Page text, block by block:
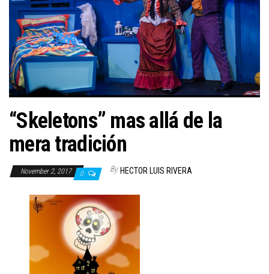
“Skeletons” mas allá de la
mera tradición
November 2, 2017 0 By HECTOR LUIS RIVERA